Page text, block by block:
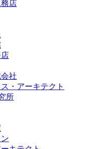
店
社
・アーキテクト
所